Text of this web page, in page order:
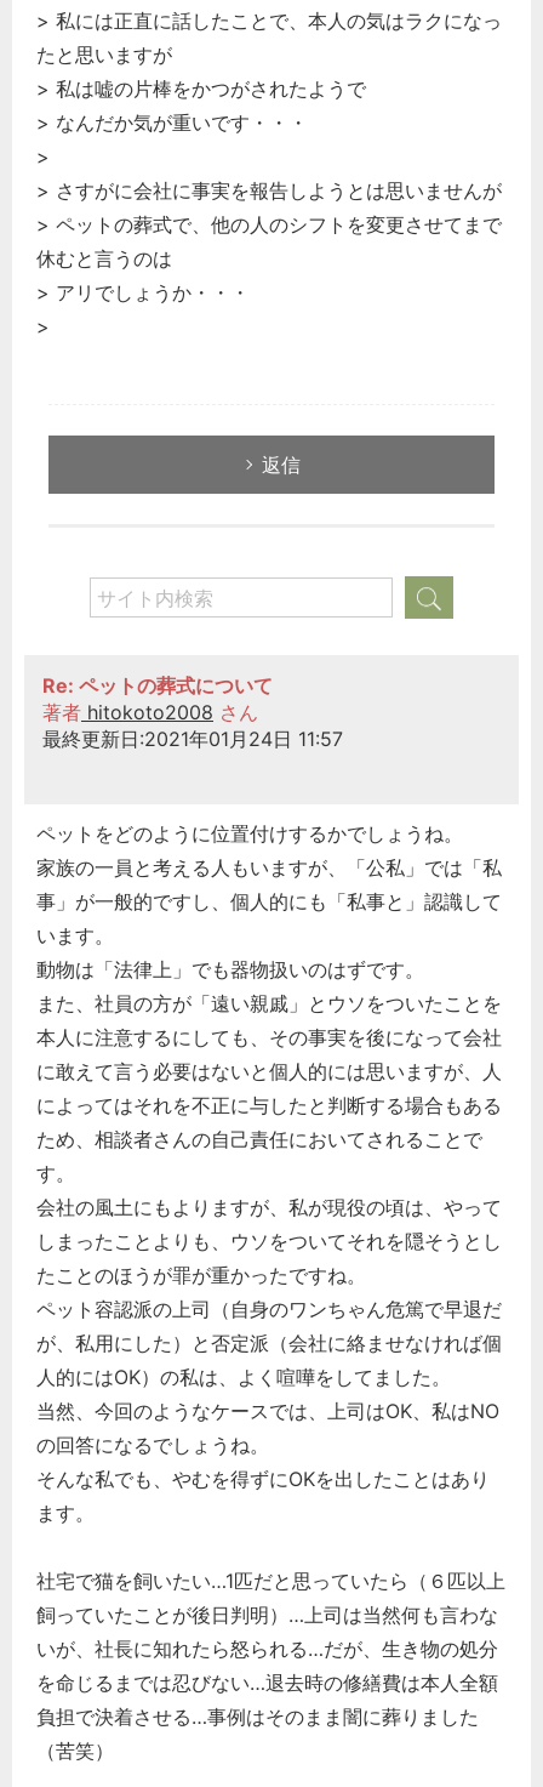
> 私には正直に話したことで、本人の気はラクになっ
たと思いますが
> 私は嘘の片棒をかつがされたようで
> なんだか気が重いです・・・
>
> さすがに会社に事実を報告しようとは思いませんが
> ペットの葬式で、他の人のシフトを変更させてまで
休むと言うのは
> アリでしょうか・・・
>
返信
Re: ペットの葬式について
著者 hitokoto2008 さん
最終更新日:2021年01月24日 11:57
ペットをどのように位置付けするかでしょうね。
家族の一員と考える人もいますが、「公私」では「私
事」が一般的ですし、個人的にも「私事と」認識して
います。
動物は「法律上」でも器物扱いのはずです。
また、社員の方が「遠い親戚」とウソをついたことを
本人に注意するにしても、その事実を後になって会社
に敢えて言う必要はないと個人的には思いますが、人
によってはそれを不正に与したと判断する場合もある
ため、相談者さんの自己責任においてされることで
す。
会社の風土にもよりますが、私が現役の頃は、やって
しまったことよりも、ウソをついてそれを隠そうとし
たことのほうが罪が重かったですね。
ペット容認派の上司（自身のワンちゃん危篤で早退だ
が、私用にした）と否定派（会社に絡ませなければ個
人的にはOK）の私は、よく喧嘩をしてました。
当然、今回のようなケースでは、上司はOK、私はNO
の回答になるでしょうね。
そんな私でも、やむを得ずにOKを出したことはあり
ます。
社宅で猫を飼いたい…1匹だと思っていたら（６匹以上
飼っていたことが後日判明）…上司は当然何も言わな
いが、社長に知れたら怒られる…だが、生き物の処分
を命じるまでは忍びない…退去時の修繕費は本人全額
負担で決着させる…事例はそのまま闇に葬りました
（苦笑）